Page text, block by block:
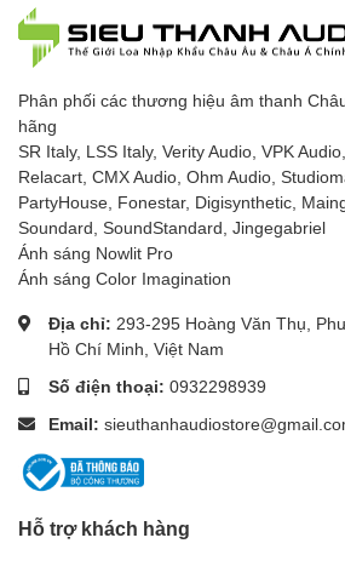
Phân phối các thương hiệu âm thanh
hãng
SR Italy, LSS Italy, Verity Audio, VPK
Relacart, CMX Audio, Ohm Audio,
PartyHouse, Fonestar, Digisynthetic,
Soundard, SoundStandard, Jingegabriel
Ánh sáng Nowlit Pro
Ánh sáng Color Imagination
Địa chỉ: 293-295 Hoàng Văn Thụ,
Hồ Chí Minh, Việt Nam
Số điện thoại: 0932298939
Email:
Hỗ trợ khách hàng